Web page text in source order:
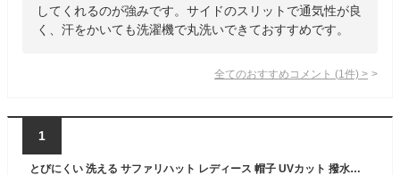
してくれるのが強みです。サイドのスリットで通気性が良
く、汗をかいても洗濯機で丸洗いできておすすめです。
全てのおすすめコメント (1 件) >
1
とびにくい 洗える サファリハット レディース 帽子 UVカット 撥水加工 サイズ調整可能 ベージュ ブラック コジット